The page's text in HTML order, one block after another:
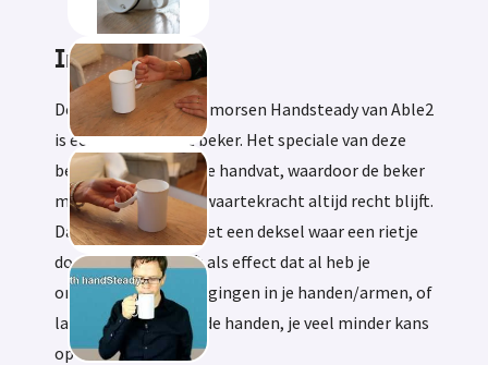
Informatie
De drinkbeker tegen morsen Handsteady van Able2
is een lichtgewicht beker. Het speciale van deze
beker is het draaibare handvat, waardoor de beker
met behulp van de zwaartekracht altijd recht blijft.
Dat in combinatie met een deksel waar een rietje
doorheen kan, heeft als effect dat al heb je
onwillekeurige bewegingen in je handen/armen, of
last hebt van trillende handen, je veel minder kans
op morsen hebt.